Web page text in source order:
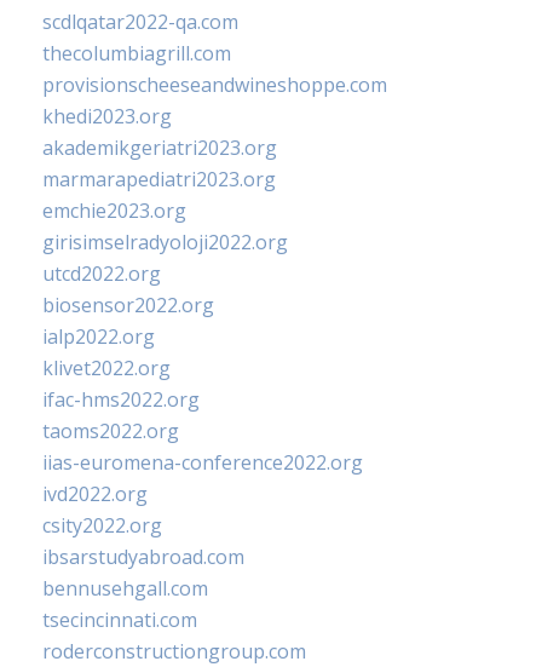
scdlqatar2022-qa.com
thecolumbiagrill.com
provisionscheeseandwineshoppe.com
khedi2023.org
akademikgeriatri2023.org
marmarapediatri2023.org
emchie2023.org
girisimselradyoloji2022.org
utcd2022.org
biosensor2022.org
ialp2022.org
klivet2022.org
ifac-hms2022.org
taoms2022.org
iias-euromena-conference2022.org
ivd2022.org
csity2022.org
ibsarstudyabroad.com
bennusehgall.com
tsecincinnati.com
roderconstructiongroup.com